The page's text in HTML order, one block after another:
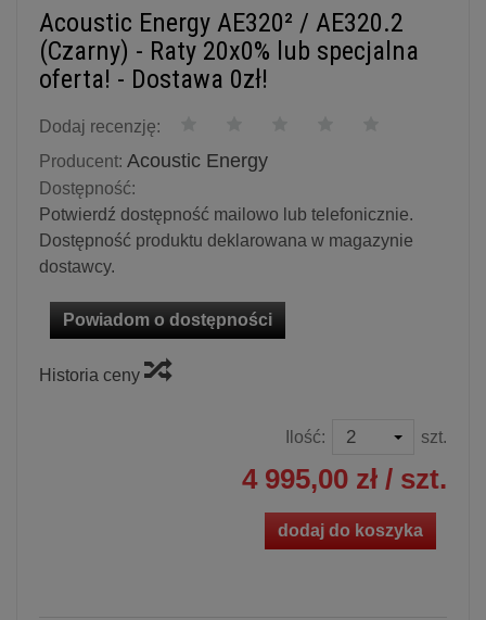
Acoustic Energy AE320² / AE320.2
(Czarny) - Raty 20x0% lub specjalna
oferta! - Dostawa 0zł!
Dodaj recenzję:
Producent: Acoustic Energy
Dostępność:
Potwierdź dostępność mailowo lub telefonicznie.
Dostępność produktu deklarowana w magazynie
dostawcy.
Powiadom o dostępności
Historia ceny
Ilość: szt.
4 995,00 zł / szt.
dodaj do koszyka